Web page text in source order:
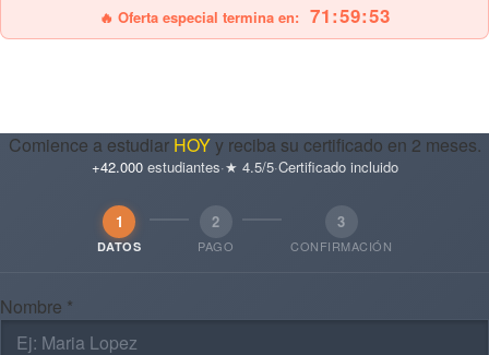
🔥 Oferta especial termina en: 71:59:51
Comience a estudiar HOYy reciba su certificado en 2 meses.
+42.000estudiantes·★ 4.5/5·Certificado incluido
1
DATOS
2
PAGO
3
CONFIRMACIÓN
Nombre *